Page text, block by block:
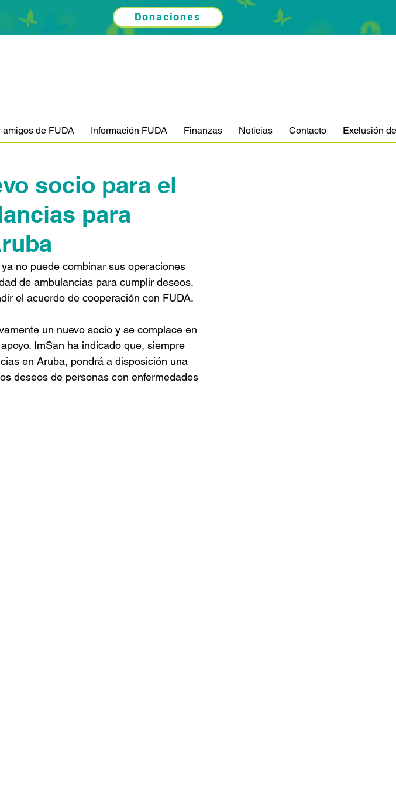
Donaciones
amigos de FUDA Información FUDA Finanzas Noticias Contacto Exclusión
socio para el
para
no puede combinar sus operaciones
de ambulancias para cumplir deseos.
el acuerdo de cooperación con FUDA.
un nuevo socio y se complace en
ImSan ha indicado que, siempre
en Aruba, pondrá a disposición una
deseos de personas con enfermedades